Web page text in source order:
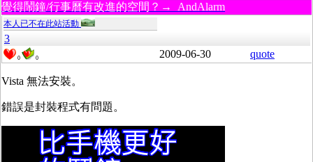
覺得鬧鐘/行事曆有改進的空間？→ AndAlarm
本人已不在此站活動
3
0 0 2009-06-30 quote
Vista 無法安裝。
錯誤是封裝程式有問題。